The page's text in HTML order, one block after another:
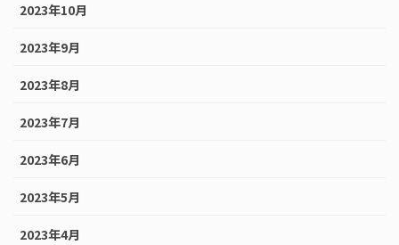
2023年10月
2023年9月
2023年8月
2023年7月
2023年6月
2023年5月
2023年4月